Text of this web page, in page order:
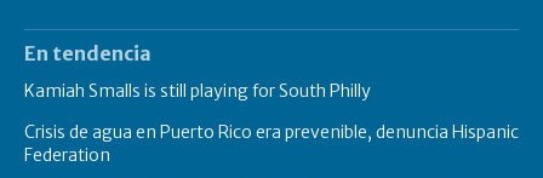
En tendencia
Kamiah Smalls is still playing for South Philly
Crisis de agua en Puerto Rico era prevenible, denuncia Hispanic
Federation